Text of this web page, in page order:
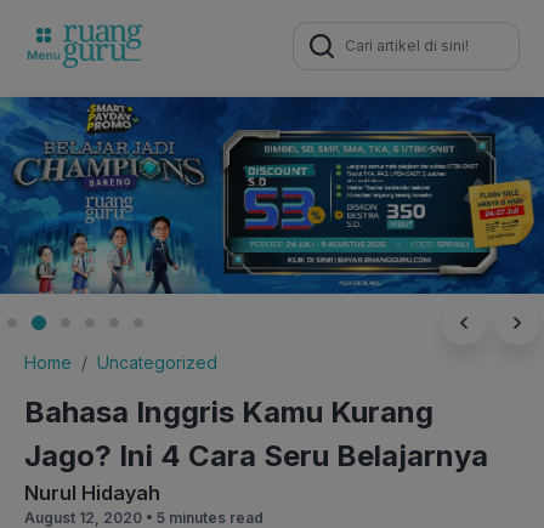
Search
for:
Home Uncategorized
Bahasa Inggris Kamu Kurang
Jago? Ini 4 Cara Seru Belajarnya
Nurul Hidayah
August 12, 2020 • 5 minutes read